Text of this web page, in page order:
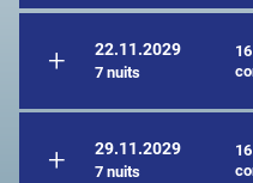
22.11.2029
7 nuits
29.11.2029
7 nuits